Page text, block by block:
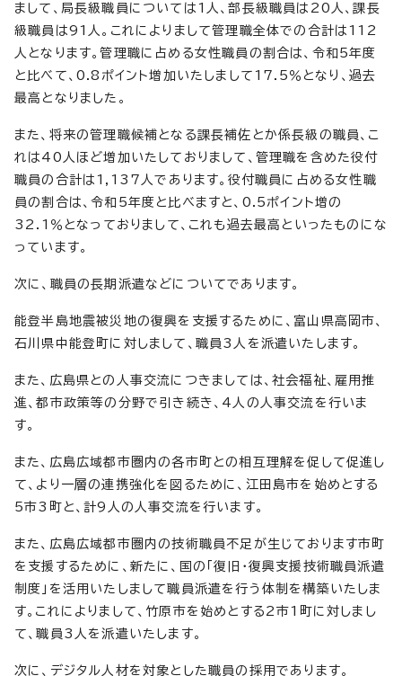
まして、局長級職員については1人、部長級職員は20人、課長
級職員は91人。これによりまして管理職全体での合計は112
人となります。管理職に占める女性職員の割合は、令和5年度
と比べて、0.8ポイント増加いたしまして17.5％となり、過去
最高となりました。
また、将来の管理職候補となる課長補佐とか係長級の職員、こ
れは40人ほど増加いたしておりまして、管理職を含めた役付
職員の合計は1,137人であります。役付職員に占める女性職
員の割合は、令和5年度と比べますと、0.5ポイント増の
32.1％となっておりまして、これも過去最高といったものにな
っています。
次に、職員の長期派遣などについてであります。
能登半島地震被災地の復興を支援するために、富山県高岡市、
石川県中能登町に対しまして、職員3人を派遣いたします。
また、広島県との人事交流につきましては、社会福祉、雇用推
進、都市政策等の分野で引き続き、4人の人事交流を行いま
す。
また、広島広域都市圏内の各市町との相互理解を促して促進し
て、より一層の連携強化を図るために、江田島市を始めとする
5市3町と、計9人の人事交流を行います。
また、広島広域都市圏内の技術職員不足が生じております市町
を支援するために、新たに、国の「復旧・復興支援技術職員派遣
制度」を活用いたしまして職員派遣を行う体制を構築いたしま
す。これによりまして、竹原市を始めとする2市1町に対しまし
て、職員3人を派遣いたします。
次に、デジタル人材を対象とした職員の採用であります。